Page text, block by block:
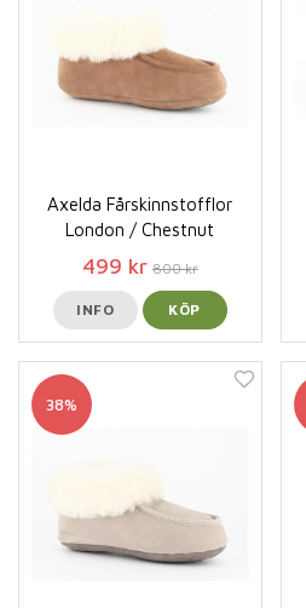
Axelda Fårskinnstofflor
London / Chestnut
499 kr 800 kr
INFO KÖP
38%